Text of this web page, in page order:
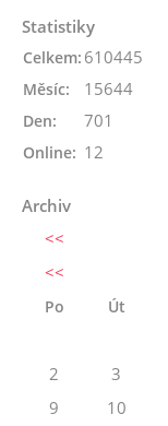
Statistiky
Online: 12
Celkem: 610445
Měsíc: 15644
Den: 701
Archiv
<<
<<
Po Út
2
3
9
10